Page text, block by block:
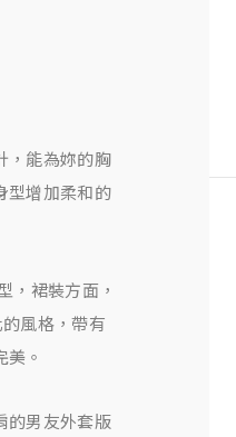
，能為妳的胸
型增加柔和的
，裙裝方面，
風格，帶有
。
的男友外套版